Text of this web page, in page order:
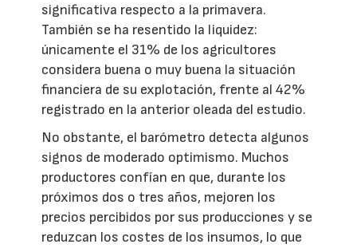
significativa respecto a la primavera.
También se ha resentido la liquidez:
únicamente el 31% de los agricultores
considera buena o muy buena la situación
financiera de su explotación, frente al 42%
registrado en la anterior oleada del estudio.
No obstante, el barómetro detecta algunos
signos de moderado optimismo. Muchos
productores confían en que, durante los
próximos dos o tres años, mejoren los
precios percibidos por sus producciones y se
reduzcan los costes de los insumos, lo que